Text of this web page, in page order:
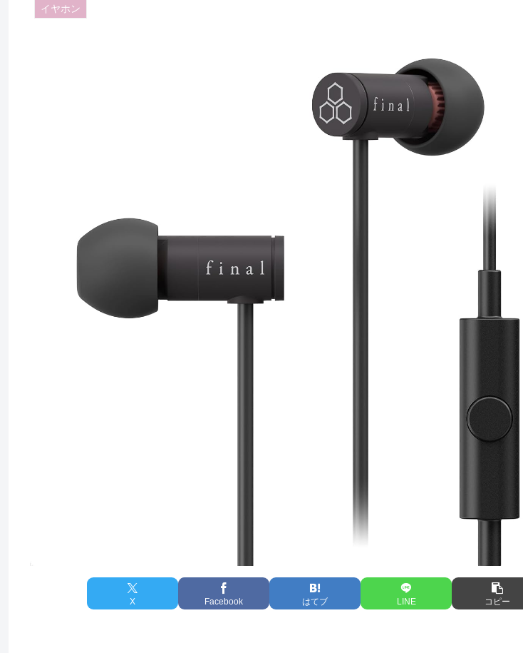
イヤホン
X Facebook はてブ LINE コピー